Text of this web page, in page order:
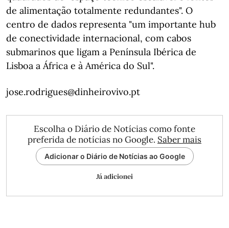
de alimentação totalmente redundantes". O
centro de dados representa "um importante hub
de conectividade internacional, com cabos
submarinos que ligam a Península Ibérica de
Lisboa a África e à América do Sul".
jose.rodrigues@dinheirovivo.pt
Escolha o Diário de Notícias como fonte
preferida de notícias no Google. Saber mais
Adicionar o Diário de Notícias ao Google
Já adicionei